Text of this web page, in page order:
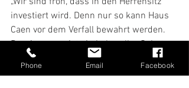
investiert wird. Denn nur so kann Haus
Caen vor dem Verfall bewahrt werden.
Das Anwesen ist ein kultureller Schatz
mit historischer Bedeutung für die
Region. Deshalb werden wir prüfen, ob
Phone Email Facebook